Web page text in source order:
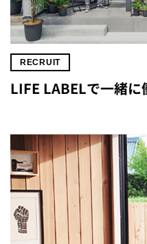
RECRUIT
LIFE LABELで一緒に